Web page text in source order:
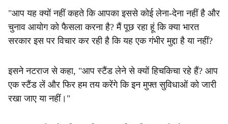
"आप यह क्यों नहीं कहते कि आपका इससे कोई लेना-देना नहीं है और
चुनाव आयोग को फैसला करना है? मैं पूछ रहा हूं कि क्या भारत
सरकार इस पर विचार कर रही है कि यह एक गंभीर मुद्दा है या नहीं?
इसने नटराज से कहा, "आप स्टैंड लेने से क्यों हिचकिचा रहे हैं? आप
एक स्टैंड लें और फिर हम तय करेंगे कि इन मुफ्त सुविधाओं को जारी
रखा जाए या नहीं।"